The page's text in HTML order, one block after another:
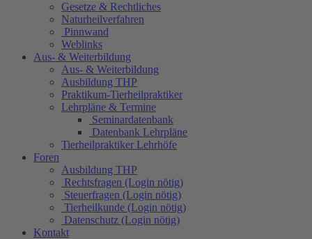
Gesetze & Rechtliches
Naturheilverfahren
Pinnwand
Weblinks
Aus- & Weiterbildung
Aus- & Weiterbildung
Ausbildung THP
Praktikum-Tierheilpraktiker
Lehrpläne & Termine
Seminardatenbank
Datenbank Lehrpläne
Tierheilpraktiker Lehrhöfe
Foren
Ausbildung THP
Rechtsfragen (Login nötig)
Steuerfragen (Login nötig)
Tierheilkunde (Login nötig)
Datenschutz (Login nötig)
Kontakt